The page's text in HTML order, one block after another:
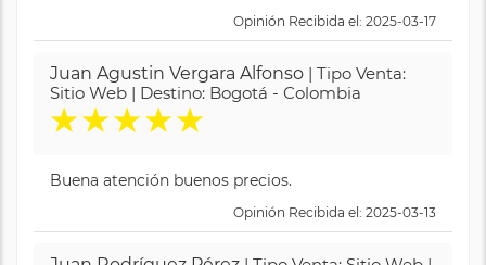
Opinión Recibida el: 2025-03-17
Juan Agustin Vergara Alfonso | Tipo Venta:
Sitio Web | Destino: Bogotá - Colombia
★★★★★
Buena atención buenos precios.
Opinión Recibida el: 2025-03-13